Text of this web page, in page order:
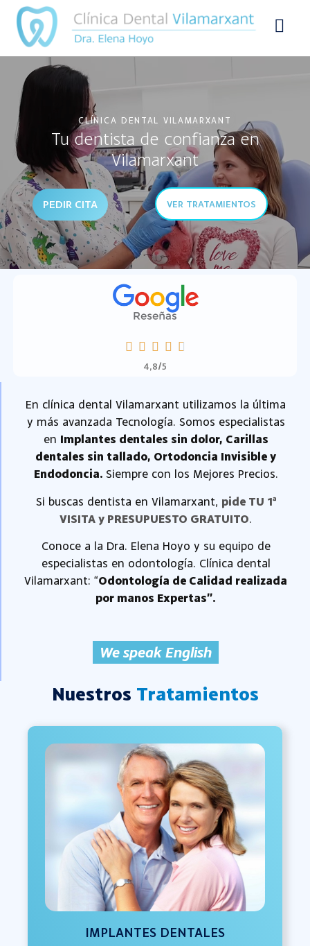
CLÍNICA DENTAL VILAMARXANT
Tu dentista de confianza en
Vilamarxant
PEDIR CITA VER TRATAMIENTOS
4,8/5
En clínica dental Vilamarxant utilizamos la última
y más avanzada Tecnología. Somos especialistas
en Implantes dentales sin dolor, Carillas
dentales sin tallado, Ortodoncia Invisible y
Endodoncia. Siempre con los Mejores Precios.
Si buscas dentista en Vilamarxant, pide TU 1ª
VISITA y PRESUPUESTO GRATUITO.
Conoce a la Dra. Elena Hoyo y su equipo de
especialistas en odontología. Clínica dental
Vilamarxant: “Odontología de Calidad realizada
por manos Expertas”.
We speak English
Nuestros Tratamientos
IMPLANTES DENTALES